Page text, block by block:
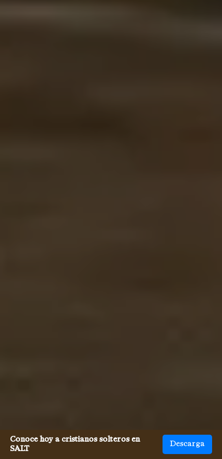
Conoce hoy a cristianos solteros en
SALT
Descarga